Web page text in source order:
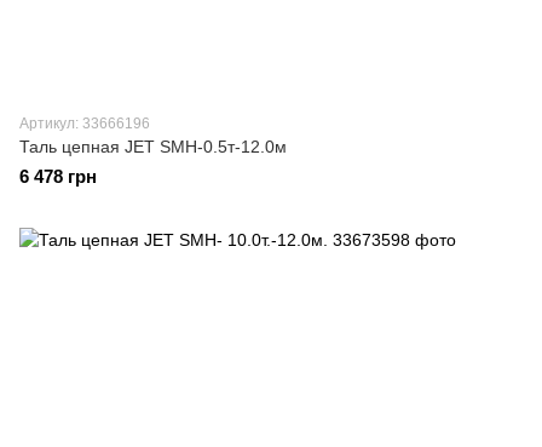
Артикул: 33666196
Таль цепная JET SMH-0.5т-12.0м
6 478 грн